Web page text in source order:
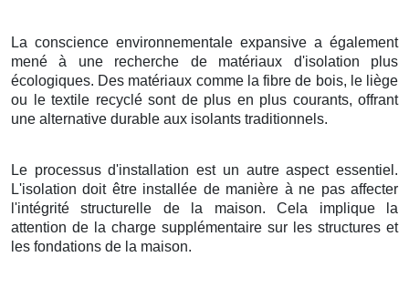
La conscience environnementale expansive a également
mené à une recherche de matériaux d'isolation plus
écologiques. Des matériaux comme la fibre de bois, le liège
ou le textile recyclé sont de plus en plus courants, offrant
une alternative durable aux isolants traditionnels.
Le processus d'installation est un autre aspect essentiel.
L'isolation doit être installée de manière à ne pas affecter
l'intégrité structurelle de la maison. Cela implique la
attention de la charge supplémentaire sur les structures et
les fondations de la maison.